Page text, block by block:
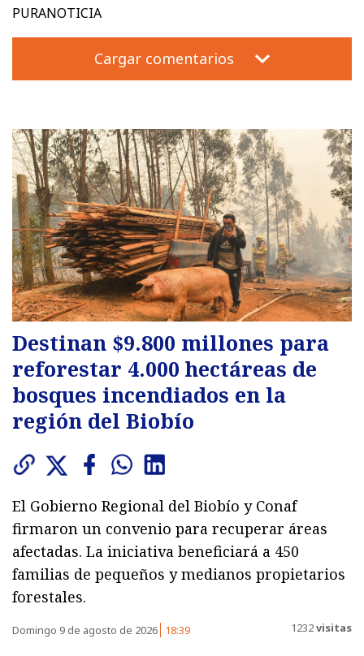
PURANOTICIA
Cargar comentarios
Destinan $9.800 millones para
reforestar 4.000 hectáreas de
bosques incendiados en la
región del Biobío
El Gobierno Regional del Biobío y Conaf
firmaron un convenio para recuperar áreas
afectadas. La iniciativa beneficiará a 450
familias de pequeños y medianos propietarios
forestales.
Domingo 9 de agosto de 2026 18:39 1232visitas